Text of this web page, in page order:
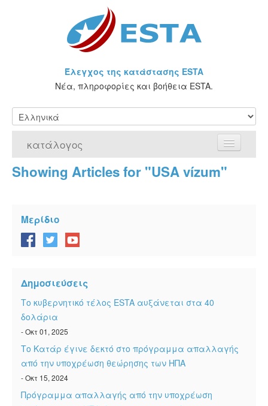
Έλεγχος της κατάστασης ESTA
Νέα, πληροφορίες και βοήθεια ESTA.
κατάλογος
Αρχική Σελίδα
Τι είναι η άδεια ESTA;
VWP
ESTA άρθρα
Showing Articles for "USA vízum"
Μερίδιο
Δημοσιεύσεις
Το κυβερνητικό τέλος ESTA αυξάνεται στα 40
δολάρια
- Οκτ 01, 2025
Το Κατάρ έγινε δεκτό στο πρόγραμμα απαλλαγής
από την υποχρέωση θεώρησης των ΗΠΑ
- Οκτ 15, 2024
Πρόγραμμα απαλλαγής από την υποχρέωση